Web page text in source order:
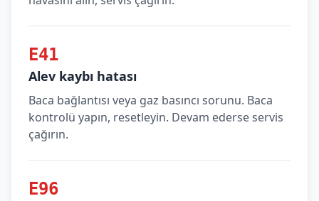
E41
Alev kaybı hatası
Baca bağlantısı veya gaz basıncı sorunu. Baca
kontrolü yapın, resetleyin. Devam ederse servis
çağırın.
E96